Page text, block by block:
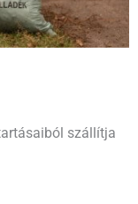
szállítja